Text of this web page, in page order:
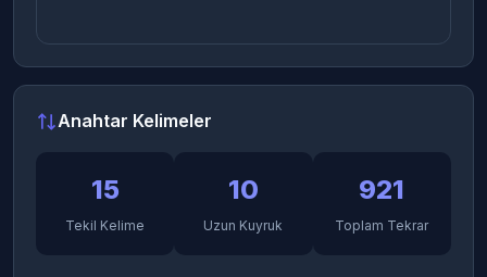
Anahtar Kelimeler
15
Tekil Kelime
10
Uzun Kuyruk
921
Toplam Tekrar